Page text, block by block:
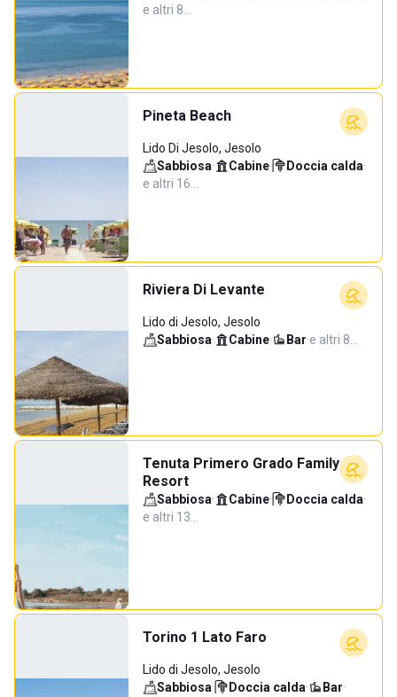
e altri 8…
Pineta Beach
Lido Di Jesolo, Jesolo
Sabbiosa· Cabine· Doccia calda·
e altri 16…
Riviera Di Levante
Lido di Jesolo, Jesolo
Sabbiosa· Cabine· Bar·e altri 8…
Tenuta Primero Grado Family
Resort
Sabbiosa· Cabine· Doccia calda·
e altri 13…
Torino 1 Lato Faro
Lido di Jesolo, Jesolo
Sabbiosa· Doccia calda· Bar·